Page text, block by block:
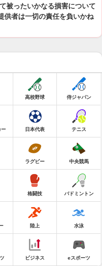
被ったいかなる損害について
供者は一切の責任を負いかね
高校野球 侍ジャパン
ー 日本代表 テニス
ラグビー 中央競馬
格闘技 バドミントン
陸上 水泳
ビジネス eスポーツ